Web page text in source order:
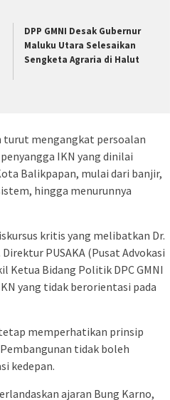
DPP GMNI Desak Gubernur
Maluku Utara Selesaikan
Sengketa Agraria di Halut
turut mengangkat persoalan
IKN yang dinilai
Balikpapan, mulai dari banjir,
hingga menurunnya
kritis yang melibatkan Dr.
PUSAKA (Pusat Advokasi
Ketua Bidang Politik DPC GMNI
yang tidak berorientasi pada
memperhatikan prinsip
tidak boleh
kedepan.
ajaran Bung Karno,